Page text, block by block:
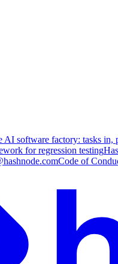
AI software factory: tasks in,
for regression testing
Code of